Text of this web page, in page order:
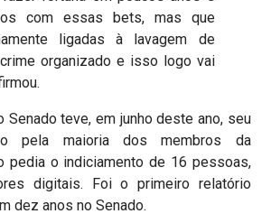
com essas bets, mas que
ligadas à lavagem de
organizado e isso logo vai
Senado teve, em junho deste ano, seu
pela maioria dos membros da
pedia o indiciamento de 16 pessoas,
digitais. Foi o primeiro relatório
dez anos no Senado.